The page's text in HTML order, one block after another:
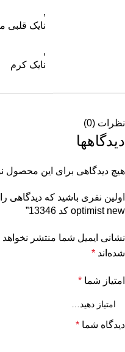
,
نایک
,
نایک کرم
نظرات (0)
دیدگاهها
هیچ دیدگاهی برای این محصول
اولین نفری باشید که دیدگاهی
optimist new کد 13346”
نشانی ایمیل شما منتشر
شده‌اند *
امتیاز شما *
دیدگاه شما *